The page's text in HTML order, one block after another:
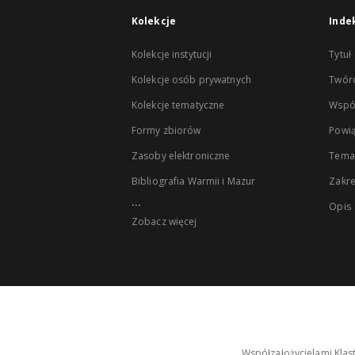
Kolekcje
Kolekcje instytucji
Kolekcje osób prywatnych
Kolekcje tematyczne
Formy zbiorów
Zasoby elektroniczne
Bibliografia Warmii i Mazur
...
Zobacz więcej
Tytuł
Opis